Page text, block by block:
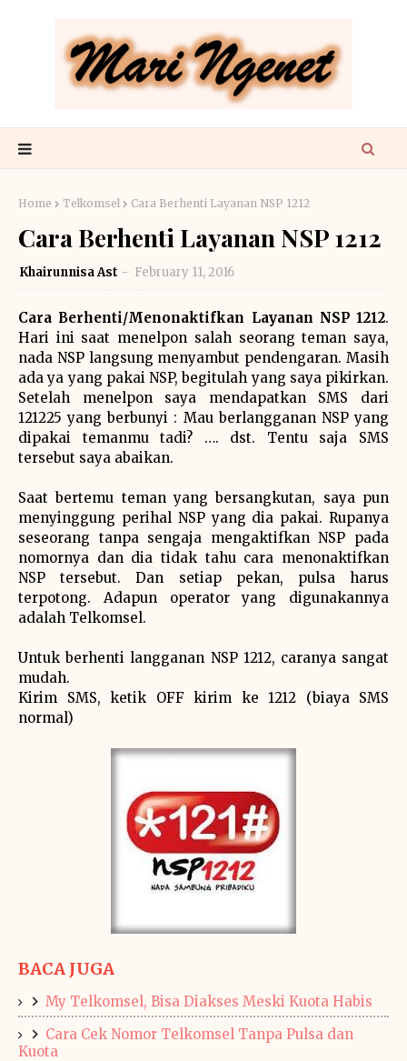
Home Telkomsel Cara Berhenti Layanan NSP 1212
Cara Berhenti Layanan NSP 1212
Khairunnisa Ast February 11, 2016
Cara Berhenti/Menonaktifkan Layanan NSP 1212.
Hari ini saat menelpon salah seorang teman saya,
nada NSP langsung menyambut pendengaran. Masih
ada ya yang pakai NSP, begitulah yang saya pikirkan.
Setelah menelpon saya mendapatkan SMS dari
121225 yang berbunyi : Mau berlangganan NSP yang
dipakai temanmu tadi? …. dst. Tentu saja SMS
tersebut saya abaikan.
Saat bertemu teman yang bersangkutan, saya pun
menyinggung perihal NSP yang dia pakai. Rupanya
seseorang tanpa sengaja mengaktifkan NSP pada
nomornya dan dia tidak tahu cara menonaktifkan
NSP tersebut. Dan setiap pekan, pulsa harus
terpotong. Adapun operator yang digunakannya
adalah Telkomsel.
Untuk berhenti langganan NSP 1212, caranya sangat
mudah.
Kirim SMS, ketik OFF kirim ke 1212 (biaya SMS
normal)
BACA JUGA
My Telkomsel, Bisa Diakses Meski Kuota Habis
Cara Cek Nomor Telkomsel Tanpa Pulsa dan
Kuota